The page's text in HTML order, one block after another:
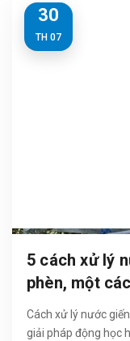
30
TH 07
5 cách xử lý
phèn, một
dụng.
Cách xử lý nước
giải pháp động học